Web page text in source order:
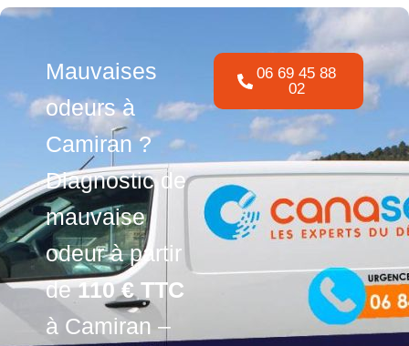
Mauvaises
odeurs à
Camiran ?
Diagnostic de
mauvaise
odeur à partir
de110 € TTC
à Camiran –
06 69 45 88
02